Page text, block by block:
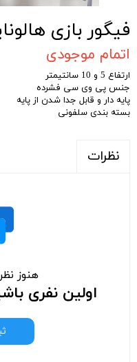
فیگور بازی
اتمام موجودی
ارتفاع 5 و 10 سانتیمتر
جنس پی وی سی فشرده
پایه دار و قابل جدا شدن از پایه
بسته بندی سلفونی
نظرات
هنوز
اولین نفری